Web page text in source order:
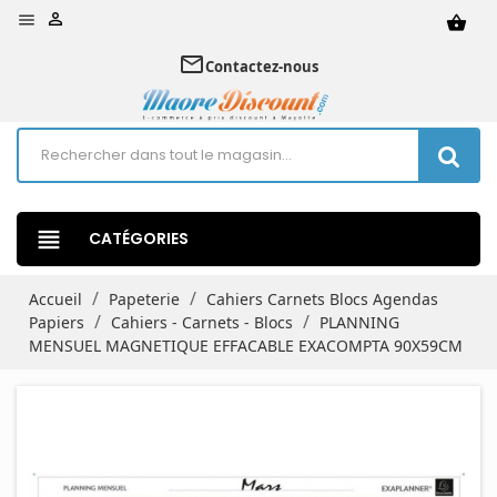
 shopping_basket

mail_outlineContactez-nous
view_headline CATÉGORIES
Accueil Papeterie
Cahiers Carnets Blocs Agendas
Papiers
Cahiers - Carnets - Blocs
PLANNING
MENSUEL MAGNETIQUE EFFACABLE EXACOMPTA 90X59CM